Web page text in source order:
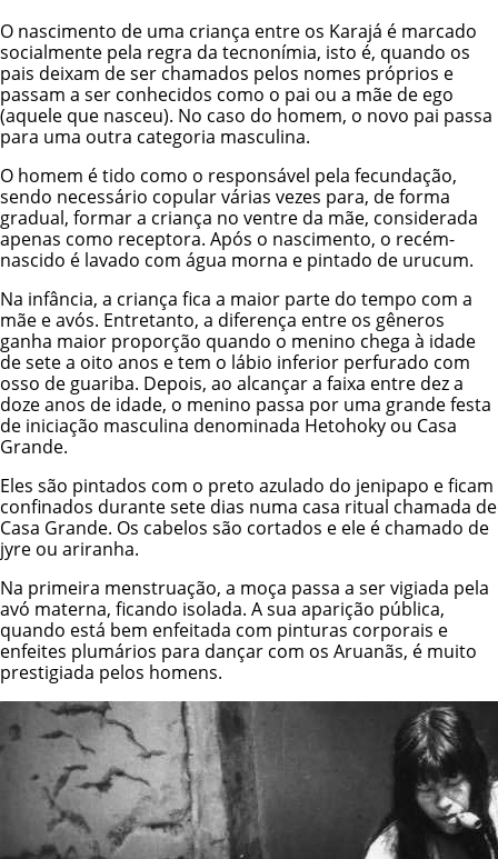
O nascimento de uma criança entre os Karajá é marcado
socialmente pela regra da tecnonímia, isto é, quando os
pais deixam de ser chamados pelos nomes próprios e
passam a ser conhecidos como o pai ou a mãe de ego
(aquele que nasceu). No caso do homem, o novo pai passa
para uma outra categoria masculina.
O homem é tido como o responsável pela fecundação,
sendo necessário copular várias vezes para, de forma
gradual, formar a criança no ventre da mãe, considerada
apenas como receptora. Após o nascimento, o recém-
nascido é lavado com água morna e pintado de urucum.
Na infância, a criança fica a maior parte do tempo com a
mãe e avós. Entretanto, a diferença entre os gêneros
ganha maior proporção quando o menino chega à idade
de sete a oito anos e tem o lábio inferior perfurado com
osso de guariba. Depois, ao alcançar a faixa entre dez a
doze anos de idade, o menino passa por uma grande festa
de iniciação masculina denominada Hetohoky ou Casa
Grande.
Eles são pintados com o preto azulado do jenipapo e ficam
confinados durante sete dias numa casa ritual chamada de
Casa Grande. Os cabelos são cortados e ele é chamado de
jyre ou ariranha.
Na primeira menstruação, a moça passa a ser vigiada pela
avó materna, ficando isolada. A sua aparição pública,
quando está bem enfeitada com pinturas corporais e
enfeites plumários para dançar com os Aruanãs, é muito
prestigiada pelos homens.